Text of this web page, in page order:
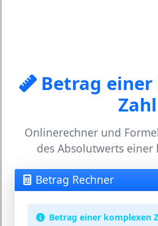
Betrag
Zahl
Onlinerechner und
des Absolutwerts einer
Betrag Rechner
Betrag einer komplexen